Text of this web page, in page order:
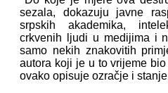
sezala, dokazuju javne
srpskih akademika,
crkvenih ljudi u medijima i
samo nekih znakovitih
autora koji je u to vrijeme
ovako opisuje ozračje i